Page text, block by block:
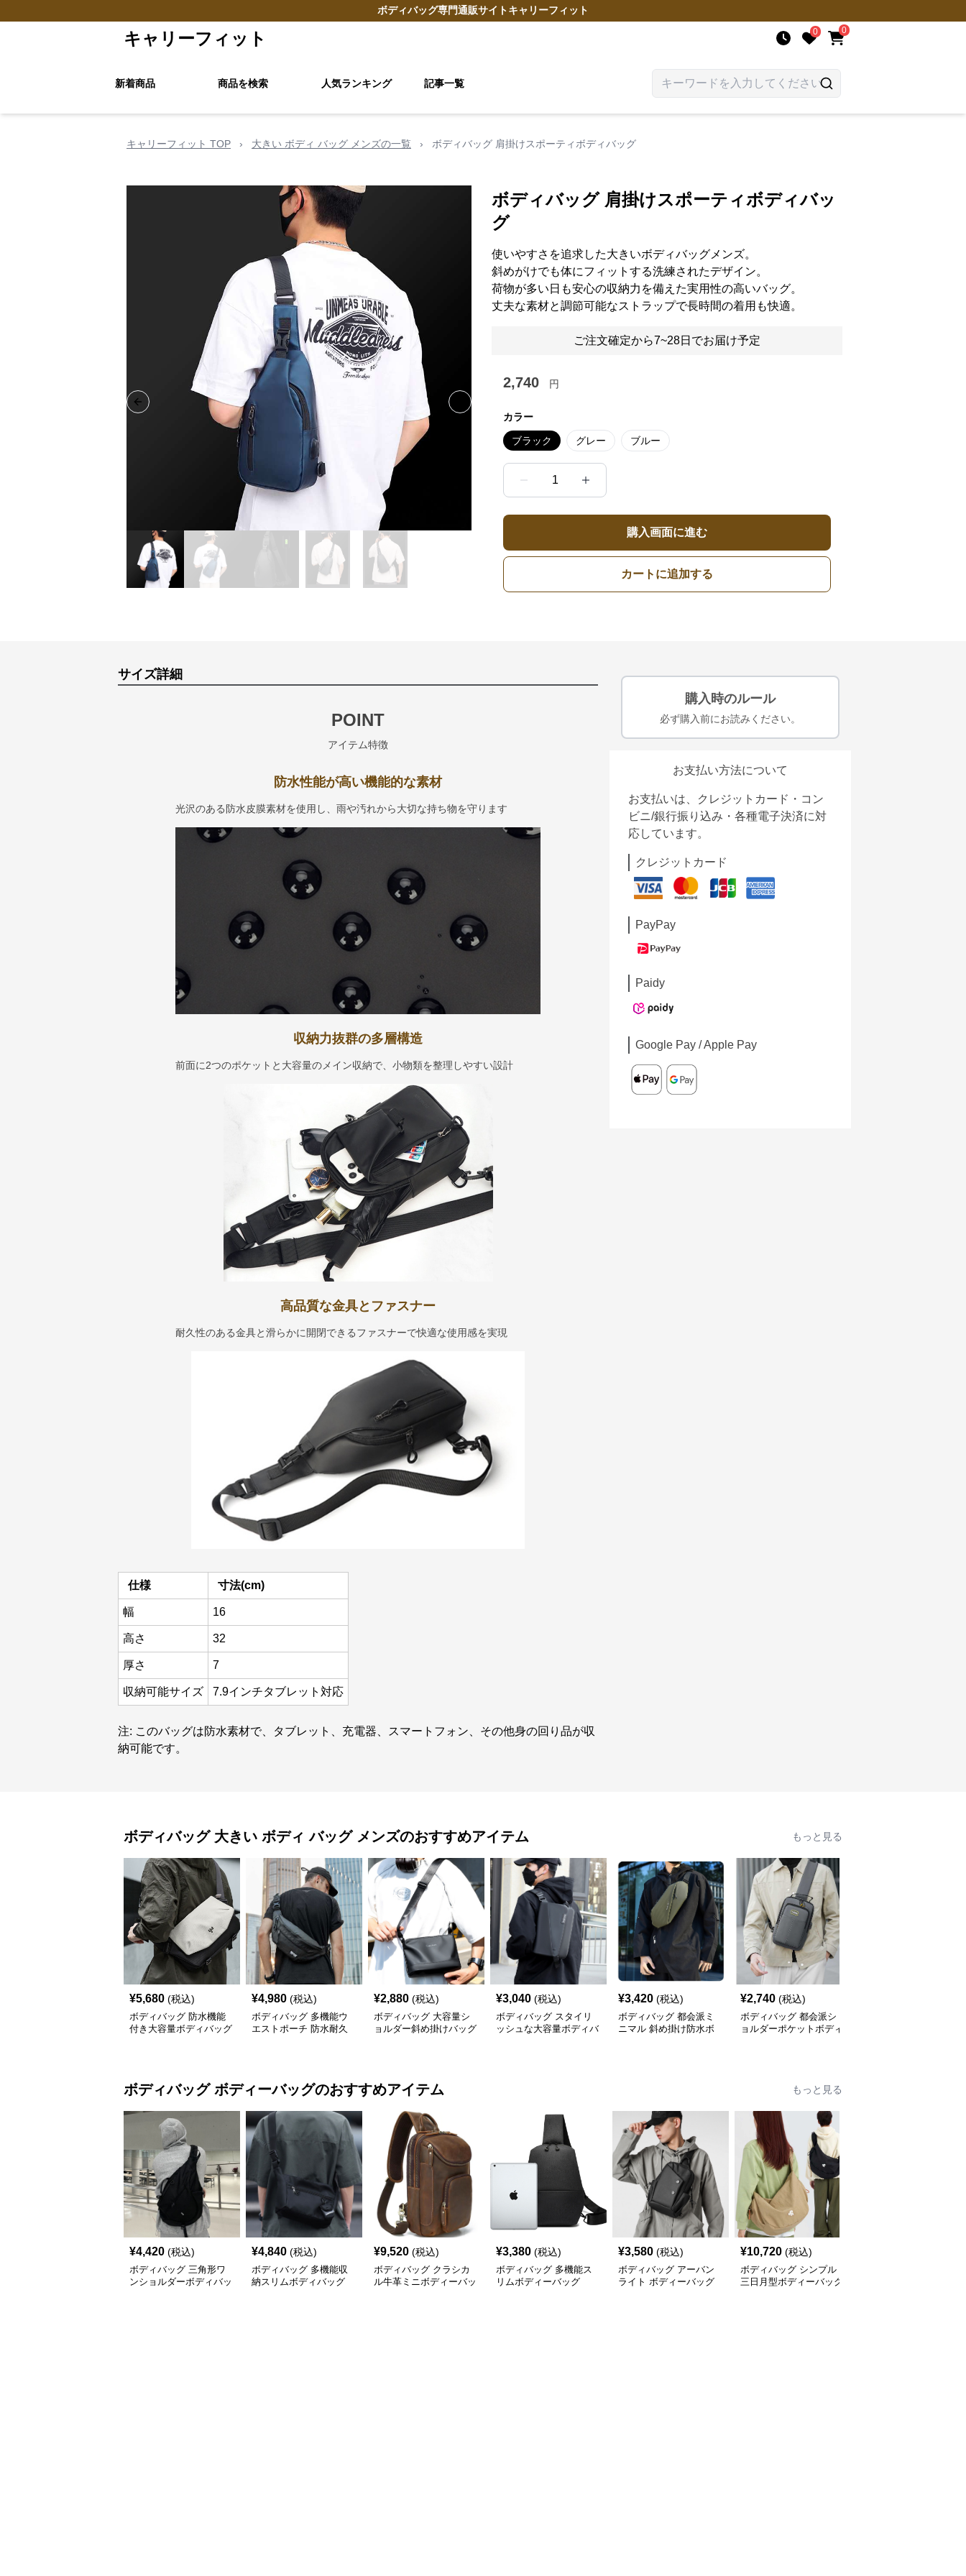
ボディバッグ専門通販サイトキャリーフィット
キャリーフィット 0 0
新着商品 商品を検索 人気ランキング 記事一覧
キャリーフィット TOP › 大きい ボディ バッグ メンズの一覧 › ボディバッグ 肩掛けスポーティボディバッグ
Previous slide Next slide
ボディバッグ 肩掛けスポーティボディバッ
グ
使いやすさを追求した大きいボディバッグメンズ。
斜めがけでも体にフィットする洗練されたデザイン。
荷物が多い日も安心の収納力を備えた実用性の高いバッグ。
丈夫な素材と調節可能なストラップで長時間の着用も快適。
ご注文確定から7~28日でお届け予定
2,740 円
カラー
ブラック グレー ブルー
1
購入画面に進む
カートに追加する
サイズ詳細
POINT
アイテム特徴
防水性能が高い機能的な素材
光沢のある防水皮膜素材を使用し、雨や汚れから大切な持ち物を守ります
収納力抜群の多層構造
前面に2つのポケットと大容量のメイン収納で、小物類を整理しやすい設計
高品質な金具とファスナー
耐久性のある金具と滑らかに開閉できるファスナーで快適な使用感を実現
仕様 寸法(cm)
幅 16
高さ 32
厚さ 7
収納可能サイズ 7.9インチタブレット対応
注: このバッグは防水素材で、タブレット、充電器、スマートフォン、その他身の回り品が収
納可能です。
購入時のルール
必ず購入前にお読みください。
お支払い方法について
お支払いは、クレジットカード・コン
ビニ/銀行振り込み・各種電子決済に対
応しています。
クレジットカード
PayPay
Paidy
Google Pay / Apple Pay
ボディバッグ 大きい ボディ バッグ メンズのおすすめアイテム もっと見る
¥5,680 (税込)
ボディバッグ 防水機能
付き大容量ボディバッグ
¥4,980 (税込)
ボディバッグ 多機能ウ
エストポーチ 防水耐久
¥2,880 (税込)
ボディバッグ 大容量シ
ョルダー斜め掛けバッグ
¥3,040 (税込)
ボディバッグ スタイリ
ッシュな大容量ボディバ
¥3,420 (税込)
ボディバッグ 都会派ミ
ニマル 斜め掛け防水ボ
¥2,740 (税込)
ボディバッグ 都会派シ
ョルダーポケットボディ
ボディバッグ ボディーバッグのおすすめアイテム もっと見る
¥4,420 (税込)
ボディバッグ 三角形ワ
ンショルダーボディバッ
¥4,840 (税込)
ボディバッグ 多機能収
納スリムボディバッグ
¥9,520 (税込)
ボディバッグ クラシカ
ル牛革ミニボディーバッ
¥3,380 (税込)
ボディバッグ 多機能ス
リムボディーバッグ
¥3,580 (税込)
ボディバッグ アーバン
ライト ボディーバッグ
¥10,720 (税込)
ボディバッグ シンプル
三日月型ボディーバッグ